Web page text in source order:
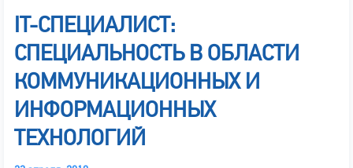
IT-CПЕЦИАЛИСТ:
СПЕЦИАЛЬНОСТЬ В ОБЛАСТИ
КОММУНИКАЦИОННЫХ И
ИНФОРМАЦИОННЫХ
ТЕХНОЛОГИЙ